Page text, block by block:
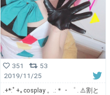
351
53
2019/11/25
.+*:ﾟ+｡cosplay 。.:＊・゜ . ⚠️割と